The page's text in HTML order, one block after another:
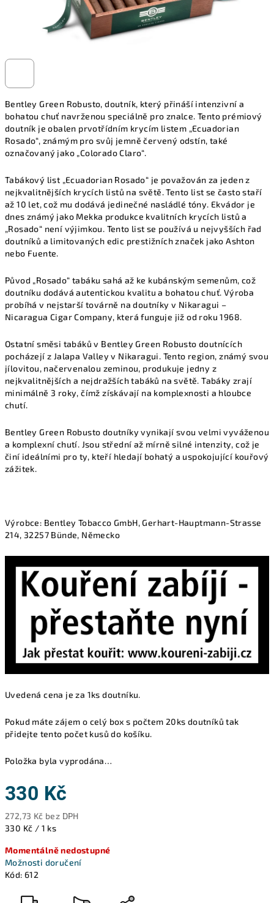
Bentley Green Robusto, doutník, který přináší intenzivní a
bohatou chuť navrženou speciálně pro znalce. Tento prémiový
doutník je obalen prvotřídním krycím listem „Ecuadorian
Rosado“, známým pro svůj jemně červený odstín, také
označovaný jako „Colorado Claro“.
Tabákový list „Ecuadorian Rosado“ je považován za jeden z
nejkvalitnějších krycích listů na světě. Tento list se často staří
až 10 let, což mu dodává jedinečné nasládlé tóny. Ekvádor je
dnes známý jako Mekka produkce kvalitních krycích listů a
„Rosado“ není výjimkou. Tento list se používá u nejvyšších řad
doutníků a limitovaných edic prestižních značek jako Ashton
nebo Fuente.
Původ „Rosado“ tabáku sahá až ke kubánským semenům, což
doutníku dodává autentickou kvalitu a bohatou chuť. Výroba
probíhá v nejstarší továrně na doutníky v Nikaragui –
Nicaragua Cigar Company, která funguje již od roku 1968.
Ostatní směsi tabáků v Bentley Green Robusto doutnících
pocházejí z Jalapa Valley v Nikaragui. Tento region, známý svou
jílovitou, načervenalou zeminou, produkuje jedny z
nejkvalitnějších a nejdražších tabáků na světě. Tabáky zrají
minimálně 3 roky, čímž získávají na komplexnosti a hloubce
chutí.
Bentley Green Robusto doutníky vynikají svou velmi vyváženou
a komplexní chutí. Jsou střední až mírně silné intenzity, což je
činí ideálními pro ty, kteří hledají bohatý a uspokojující kouřový
zážitek.
Výrobce: Bentley Tobacco GmbH,Gerhart-Hauptmann-Strasse
214, 32257 Bünde, Německo
Uvedená cena je za 1ks doutníku.
Pokud máte zájem o celý box s počtem 20ks doutníků tak
přidejte tento počet kusů do košíku.
Položka byla vyprodána…
330 Kč
272,73 Kč bez DPH
Měrná
330 Kč / 1 ks
Momentálně nedostupné
Možnosti doručení
Kód: 612